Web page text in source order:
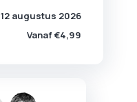
12 augustus 2026
Vanaf €4,99